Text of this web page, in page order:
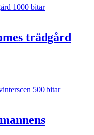
trädgård